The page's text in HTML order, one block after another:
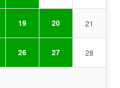
19 20 21
26 27 28